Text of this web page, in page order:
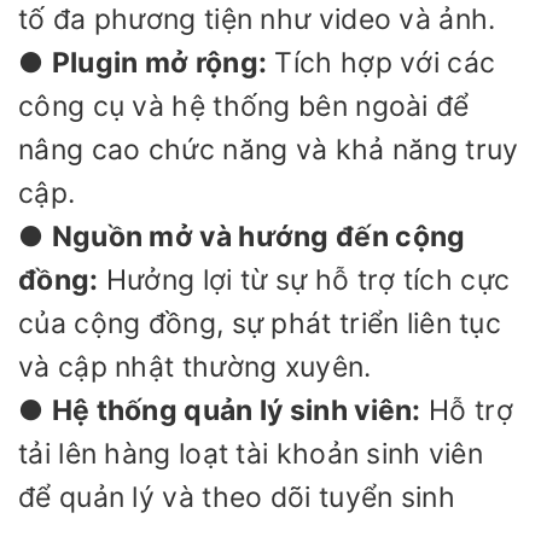
tố đa phương tiện như video và ảnh.
● Plugin mở rộng: Tích hợp với các
công cụ và hệ thống bên ngoài để
nâng cao chức năng và khả năng truy
cập.
● Nguồn mở và hướng đến cộng
đồng: Hưởng lợi từ sự hỗ trợ tích cực
của cộng đồng, sự phát triển liên tục
và cập nhật thường xuyên.
● Hệ thống quản lý sinh viên: Hỗ trợ
tải lên hàng loạt tài khoản sinh viên
để quản lý và theo dõi tuyển sinh